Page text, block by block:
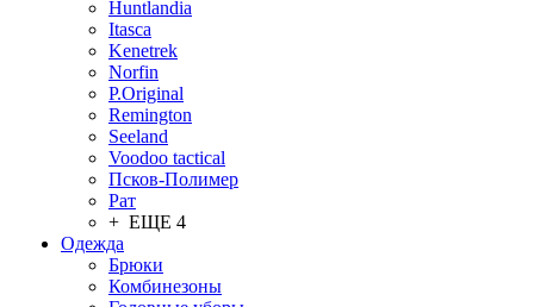
Huntlandia
Itasca
Kenetrek
Norfin
P.Original
Remington
Seeland
Voodoo tactical
Псков-Полимер
Рат
+ ЕЩЕ 4
Одежда
Брюки
Комбинезоны